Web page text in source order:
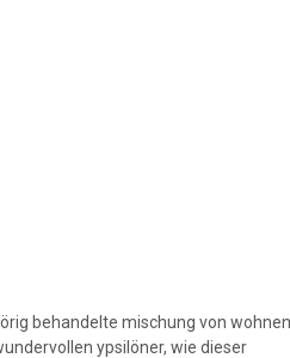
behandelte mischung von
ypsilöner, wie dieser